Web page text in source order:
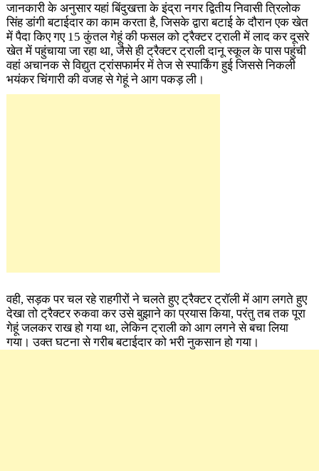
जानकारी के अनुसार यहां बिंदुखत्ता के इंद्रा नगर द्वितीय निवासी त्रिलोक
सिंह डांगी बटाईदार का काम करता है, जिसके द्वारा बटाई के दौरान एक खेत
में पैदा किए गए 15 कुंतल गेहूं की फसल को ट्रैक्टर ट्राली में लाद कर दूसरे
खेत में पहुंचाया जा रहा था, जैसे ही ट्रैक्टर ट्राली दानू स्कूल के पास पहुंची
वहां अचानक से विद्युत ट्रांसफार्मर में तेज से स्पार्किंग हुई जिससे निकली
भयंकर चिंगारी की वजह से गेहूं ने आग पकड़ ली।
वही, सड़क पर चल रहे राहगीरों ने चलते हुए ट्रैक्टर ट्रॉली में आग लगते हुए
देखा तो ट्रैक्टर रुकवा कर उसे बुझाने का प्रयास किया, परंतु तब तक पूरा
गेहूं जलकर राख हो गया था, लेकिन ट्राली को आग लगने से बचा लिया
गया। उक्त घटना से गरीब बटाईदार को भरी नुकसान हो गया।